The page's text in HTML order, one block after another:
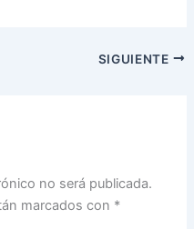
SIGUIENTE
no será publicada.
marcados con *